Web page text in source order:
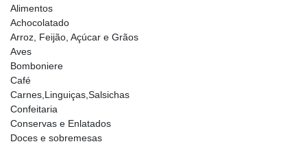
Alimentos
Achocolatado
Arroz, Feijão, Açúcar e Grãos
Aves
Bomboniere
Café
Carnes,Linguiças,Salsichas
Confeitaria
Conservas e Enlatados
Doces e sobremesas